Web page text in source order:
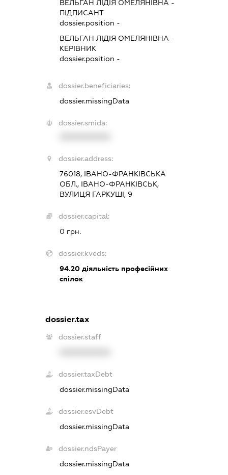
ВЕЛЬГАН ЛІДІЯ ОМЕЛЯНІВНА -
ПІДПИСАНТ
dossier.position -
ВЕЛЬГАН ЛІДІЯ ОМЕЛЯНІВНА -
КЕРІВНИК
dossier.position -
dossier.beneficiaries:
dossier.missingData
dossier.smida:
dossier.address:
76018, ІВАНО-ФРАНКІВСЬКА
ОБЛ., ІВАНО-ФРАНКІВСЬК,
ВУЛИЦЯ ГАРКУШІ, 9
dossier.capital:
0 грн.
dossier.kveds:
94.20діяльність професійних
спілок
dossier.tax
dossier.staff
dossier.taxDebt
dossier.missingData
dossier.esvDebt
dossier.missingData
dossier.ndsPayer
dossier.missingData